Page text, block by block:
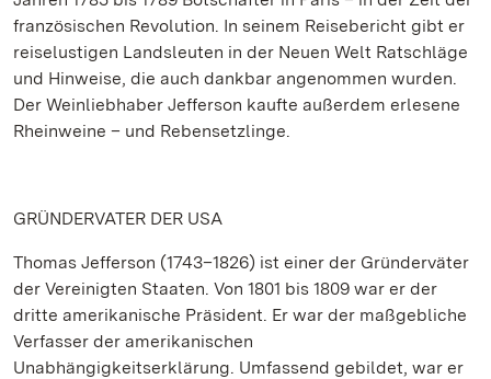
französischen Revolution. In seinem Reisebericht gibt er
reiselustigen Landsleuten in der Neuen Welt Ratschläge
und Hinweise, die auch dankbar angenommen wurden.
Der Weinliebhaber Jefferson kaufte außerdem erlesene
Rheinweine – und Rebensetzlinge.
GRÜNDERVATER DER USA
Thomas Jefferson (1743–1826) ist einer der Gründerväter
der Vereinigten Staaten. Von 1801 bis 1809 war er der
dritte amerikanische Präsident. Er war der maßgebliche
Verfasser der amerikanischen
Unabhängigkeitserklärung. Umfassend gebildet, war er